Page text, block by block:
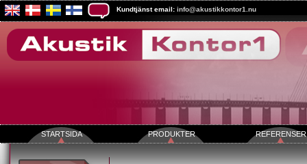
Kundtjänst email: info@akustikkontor1.nu
STARTSIDA PRODUKTER REFERENSER